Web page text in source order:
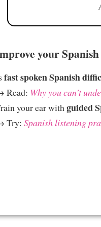
your
fast spoken Spanish
Read: Why you can't
your ear with guided
Try: Spanish listening